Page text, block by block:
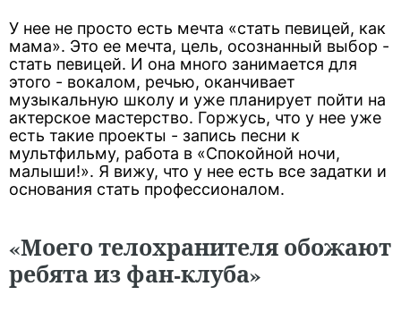
У нее не просто есть мечта «стать певицей, как
мама». Это ее мечта, цель, осознанный выбор -
стать певицей. И она много занимается для
этого - вокалом, речью, оканчивает
музыкальную школу и уже планирует пойти на
актерское мастерство. Горжусь, что у нее уже
есть такие проекты - запись песни к
мультфильму, работа в «Спокойной ночи,
малыши!». Я вижу, что у нее есть все задатки и
основания стать профессионалом.
«Моего телохранителя обожают
ребята из фан-клуба»